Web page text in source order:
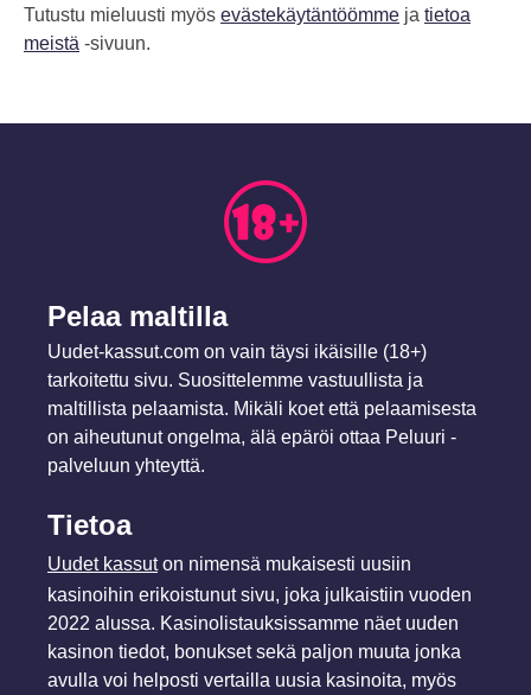
Tutustu mieluusti myös evästekäytäntöömme ja tietoa
meistä -sivuun.
Pelaa maltilla
Uudet-kassut.com on vain täysi ikäisille (18+)
tarkoitettu sivu. Suosittelemme vastuullista ja
maltillista pelaamista. Mikäli koet että pelaamisesta
on aiheutunut ongelma, älä epäröi ottaa Peluuri -
palveluun yhteyttä.
Tietoa
Uudet kassuton nimensä mukaisesti uusiin
kasinoihin erikoistunut sivu, joka julkaistiin vuoden
2022 alussa. Kasinolistauksissamme näet uuden
kasinon tiedot, bonukset sekä paljon muuta jonka
avulla voi helposti vertailla uusia kasinoita, myös